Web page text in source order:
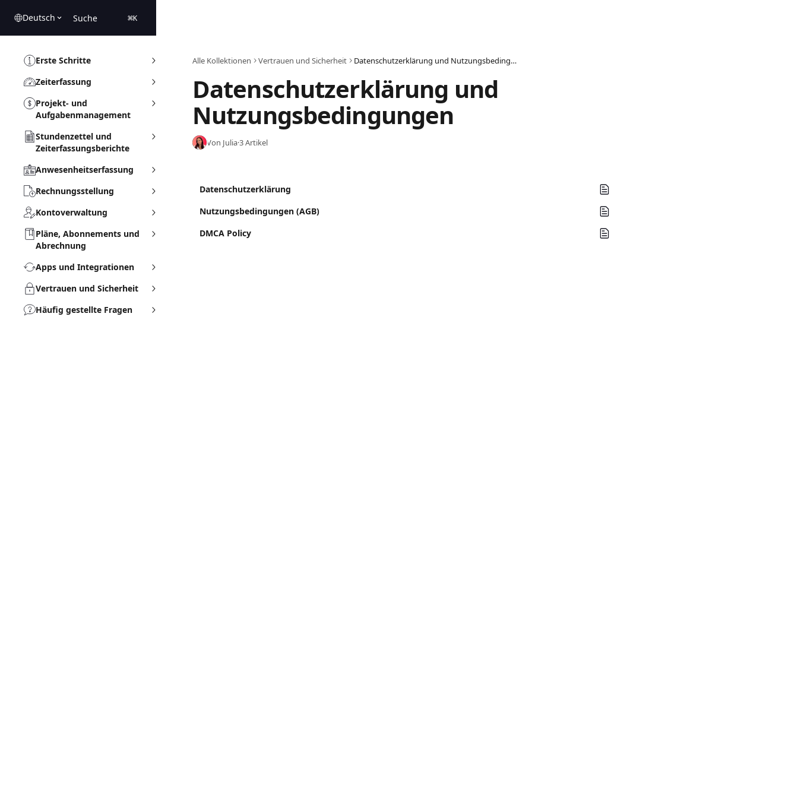
Deutsch Suche ⌘K
Erste Schritte
Zeiterfassung
Projekt- und
Aufgabenmanagement
Stundenzettel und
Zeiterfassungsberichte
Anwesenheitserfassung
Rechnungsstellung
Kontoverwaltung
Pläne, Abonnements und
Abrechnung
Apps und Integrationen
Vertrauen und Sicherheit
Häufig gestellte Fragen
Alle Kollektionen Vertrauen und Sicherheit Datenschutzerklärung und Nutzungsbedingungen
Datenschutzerklärung und
Nutzungsbedingungen
Von Julia·3 Artikel
Datenschutzerklärung
Nutzungsbedingungen (AGB)
DMCA Policy